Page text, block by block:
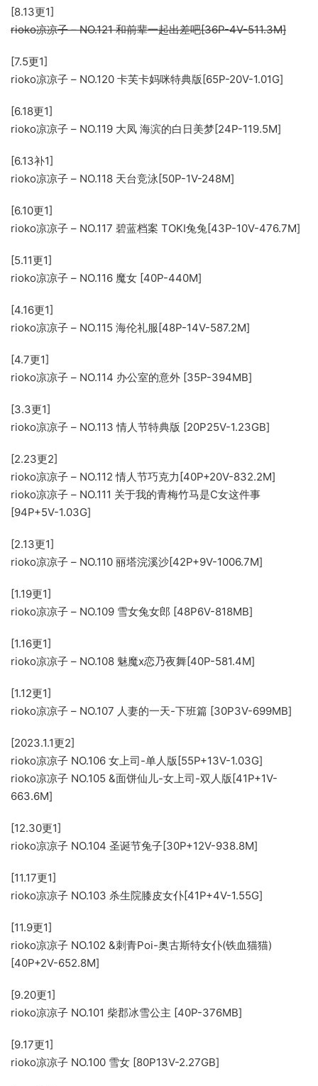
[8.13更1]
rioko凉凉子 – NO.121 和前辈一起出差吧[36P-4V-511.3M]
[7.5更1]
rioko凉凉子 – NO.120 卡芙卡妈咪特典版[65P-20V-1.01G]
[6.18更1]
rioko凉凉子 – NO.119 大凤 海滨的白日美梦[24P-119.5M]
[6.13补1]
rioko凉凉子 – NO.118 天台竞泳[50P-1V-248M]
[6.10更1]
rioko凉凉子 – NO.117 碧蓝档案 TOKI兔兔[43P-10V-476.7M]
[5.11更1]
rioko凉凉子 – NO.116 魔女 [40P-440M]
[4.16更1]
rioko凉凉子 – NO.115 海伦礼服[48P-14V-587.2M]
[4.7更1]
rioko凉凉子 – NO.114 办公室的意外 [35P-394MB]
[3.3更1]
rioko凉凉子 – NO.113 情人节特典版 [20P25V-1.23GB]
[2.23更2]
rioko凉凉子 – NO.112 情人节巧克力[40P+20V-832.2M]
rioko凉凉子 – NO.111 关于我的青梅竹马是C女这件事
[94P+5V-1.03G]
[2.13更1]
rioko凉凉子 – NO.110 丽塔浣溪沙[42P+9V-1006.7M]
[1.19更1]
rioko凉凉子 – NO.109 雪女兔女郎 [48P6V-818MB]
[1.16更1]
rioko凉凉子 – NO.108 魅魔x恋乃夜舞[40P-581.4M]
[1.12更1]
rioko凉凉子 – NO.107 人妻的一天-下班篇 [30P3V-699MB]
[2023.1.1更2]
rioko凉凉子 NO.106 女上司-单人版[55P+13V-1.03G]
rioko凉凉子 NO.105 &面饼仙儿-女上司-双人版[41P+1V-
663.6M]
[12.30更1]
rioko凉凉子 NO.104 圣诞节兔子[30P+12V-938.8M]
[11.17更1]
rioko凉凉子 NO.103 杀生院膝皮女仆[41P+4V-1.55G]
[11.9更1]
rioko凉凉子 NO.102 &刺青Poi-奥古斯特女仆(铁血猫猫)
[40P+2V-652.8M]
[9.20更1]
rioko凉凉子 NO.101 柴郡冰雪公主 [40P-376MB]
[9.17更1]
rioko凉凉子 NO.100 雪女 [80P13V-2.27GB]